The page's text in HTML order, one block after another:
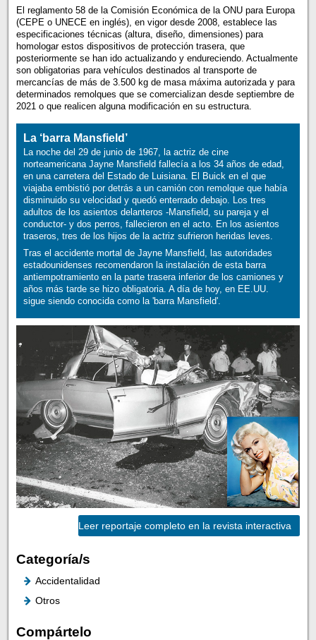
El reglamento 58 de la Comisión Económica de la ONU para Europa
(CEPE o UNECE en inglés), en vigor desde 2008, establece las
especificaciones técnicas (altura, diseño, dimensiones) para
homologar estos dispositivos de protección trasera, que
posteriormente se han ido actualizando y endureciendo. Actualmente
son obligatorias para vehículos destinados al transporte de
mercancías de más de 3.500 kg de masa máxima autorizada y para
determinados remolques que se comercializan desde septiembre de
2021 o que realicen alguna modificación en su estructura.
La ‘barra Mansfield’
La noche del 29 de junio de 1967, la actriz de cine
norteamericana Jayne Mansfield fallecía a los 34 años de edad,
en una carretera del Estado de Luisiana. El Buick en el que
viajaba embistió por detrás a un camión con remolque que había
disminuido su velocidad y quedó enterrado debajo. Los tres
adultos de los asientos delanteros -Mansfield, su pareja y el
conductor- y dos perros, fallecieron en el acto. En los asientos
traseros, tres de los hijos de la actriz sufrieron heridas leves.
Tras el accidente mortal de Jayne Mansfield, las autoridades
estadounidenses recomendaron la instalación de esta barra
antiempotramiento en la parte trasera inferior de los camiones y
años más tarde se hizo obligatoria. A día de hoy, en EE.UU.
sigue siendo conocida como la 'barra Mansfield'.
Leer reportaje completo en la revista interactiva
Categoría/s
Accidentalidad
Otros
Compártelo